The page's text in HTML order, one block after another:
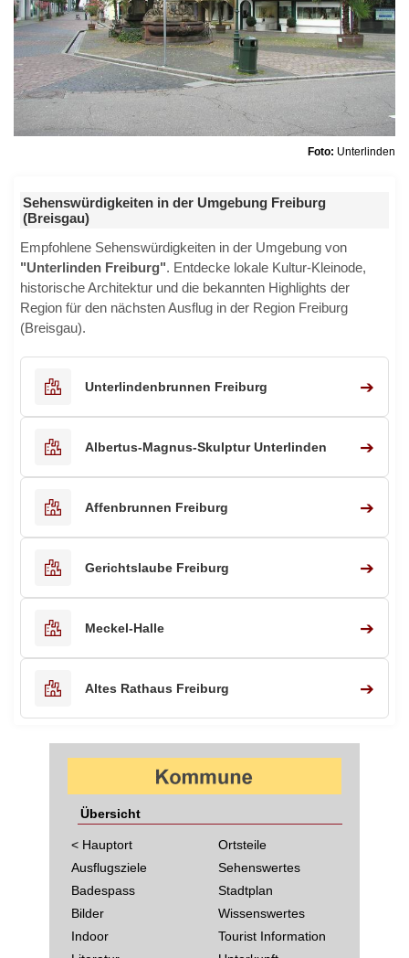
Foto: Unterlinden
Sehenswürdigkeiten in der Umgebung Freiburg
(Breisgau)
Empfohlene Sehenswürdigkeiten in der Umgebung von
"Unterlinden Freiburg". Entdecke lokale Kultur-Kleinode,
historische Architektur und die bekannten Highlights der
Region für den nächsten Ausflug in der Region Freiburg
(Breisgau).
Unterlindenbrunnen Freiburg ➔
Albertus-Magnus-Skulptur Unterlinden ➔
Affenbrunnen Freiburg ➔
Gerichtslaube Freiburg ➔
Meckel-Halle ➔
Altes Rathaus Freiburg ➔
Übersicht
< Hauptort
Ausflugsziele
Badespass
Bilder
Indoor
Ortsteile
Sehenswertes
Stadtplan
Wissenswertes
Tourist Information